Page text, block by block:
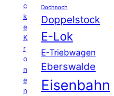
c
k
e
K
r
o
n
e
n
Dochnoch
Doppelstock
E-Lok
E-Triebwagen
Eberswalde
Eisenbahn